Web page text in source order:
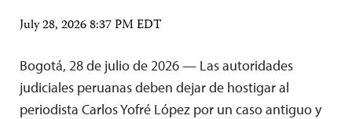
July 28, 2026 8:37 PM EDT
Bogotá, 28 de julio de 2026 — Las autoridades
judiciales peruanas deben dejar de hostigar al
periodista Carlos Yofré López por un caso antiguo y